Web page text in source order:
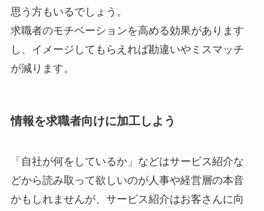
思う方もいるでしょう。
求職者のモチベーションを高める効果があります
し、イメージしてもらえれば勘違いやミスマッチ
が減ります。
情報を求職者向けに加工しよう
「自社が何をしているか」などはサービス紹介な
どから読み取って欲しいのが人事や経営層の本音
かもしれませんが、サービス紹介はお客さんに向